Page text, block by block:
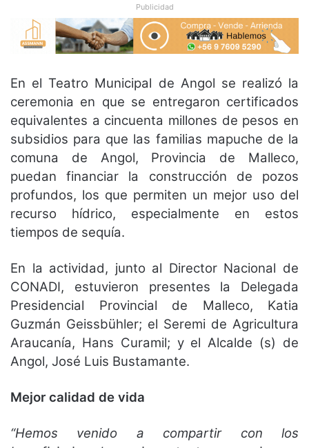
Publicidad
En el Teatro Municipal de Angol se realizó la
ceremonia en que se entregaron certificados
equivalentes a cincuenta millones de pesos en
subsidios para que las familias mapuche de la
comuna de Angol, Provincia de Malleco,
puedan financiar la construcción de pozos
profundos, los que permiten un mejor uso del
recurso hídrico, especialmente en estos
tiempos de sequía.
En la actividad, junto al Director Nacional de
CONADI, estuvieron presentes la Delegada
Presidencial Provincial de Malleco, Katia
Guzmán Geissbühler; el Seremi de Agricultura
Araucanía, Hans Curamil; y el Alcalde (s) de
Angol, José Luis Bustamante.
Mejor calidad de vida
“Hemos venido a compartir con los